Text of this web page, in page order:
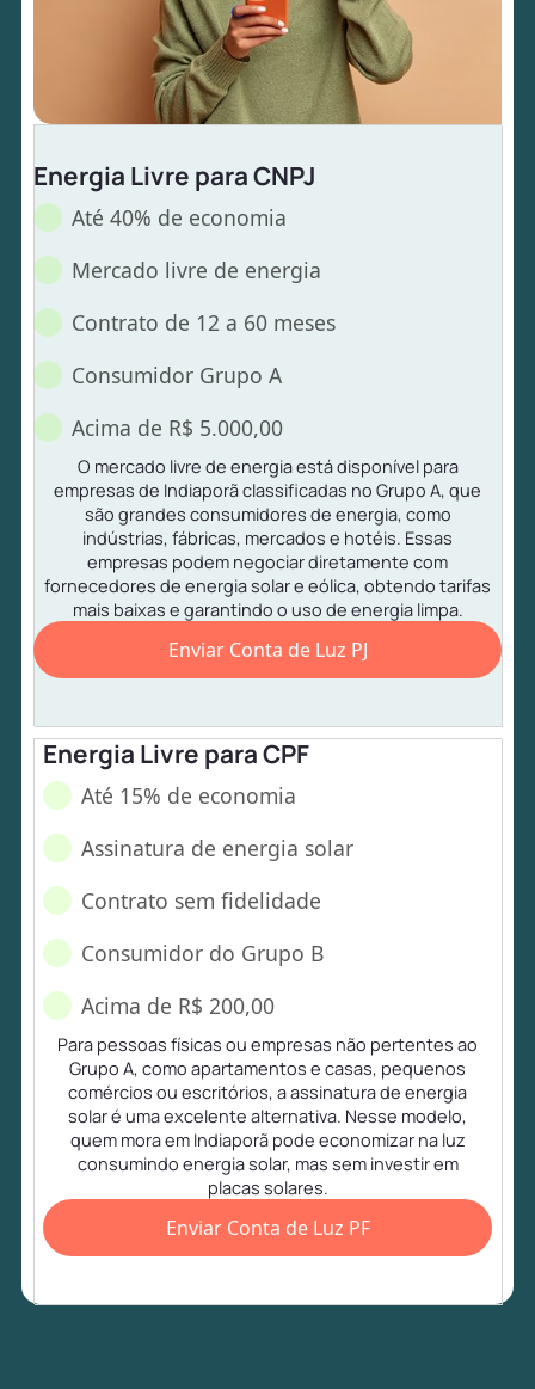
Energia Livre para CNPJ
Até 40% de economia
Mercado livre de energia
Contrato de 12 a 60 meses
Consumidor Grupo A
Acima de R$ 5.000,00
O mercado livre de energia está disponível para
empresas de Indiaporã classificadas no Grupo A, que
são grandes consumidores de energia, como
indústrias, fábricas, mercados e hotéis. Essas
empresas podem negociar diretamente com
fornecedores de energia solar e eólica, obtendo tarifas
mais baixas e garantindo o uso de energia limpa.
Enviar Conta de Luz PJ
Energia Livre para CPF
Até 15% de economia
Assinatura de energia solar
Contrato sem fidelidade
Consumidor do Grupo B
Acima de R$ 200,00
Para pessoas físicas ou empresas não pertentes ao
Grupo A, como apartamentos e casas, pequenos
comércios ou escritórios, a assinatura de energia
solar é uma excelente alternativa. Nesse modelo,
quem mora em Indiaporã pode economizar na luz
consumindo energia solar, mas sem investir em
placas solares.
Enviar Conta de Luz PF